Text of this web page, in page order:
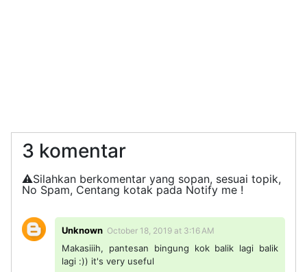
3 komentar
⚠️Silahkan berkomentar yang sopan, sesuai topik,
No Spam, Centang kotak pada Notify me !
Unknown October 18, 2019 at 3:16 AM
Makasiiih, pantesan bingung kok balik lagi balik
lagi :)) it's very useful